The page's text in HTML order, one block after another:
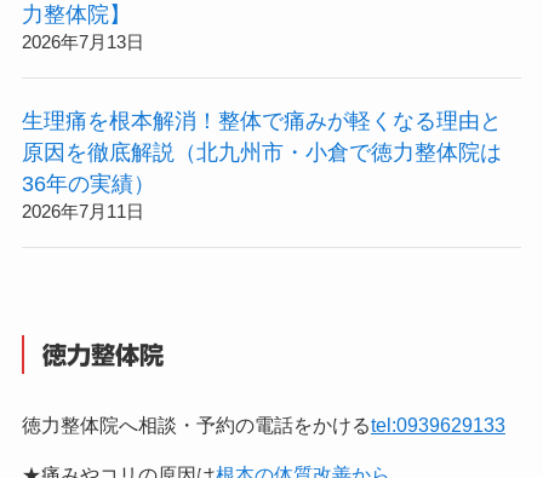
力整体院】
2026年7月13日
生理痛を根本解消！整体で痛みが軽くなる理由と
原因を徹底解説（北九州市・小倉で徳力整体院は
36年の実績）
2026年7月11日
徳力整体院
徳力整体院へ相談・予約の電話をかけるtel:0939629133